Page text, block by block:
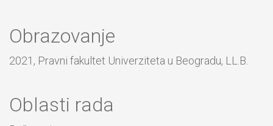
Obrazovanje
2021, Pravni fakultet Univerziteta u Beogradu, LL.B.
Oblasti rada